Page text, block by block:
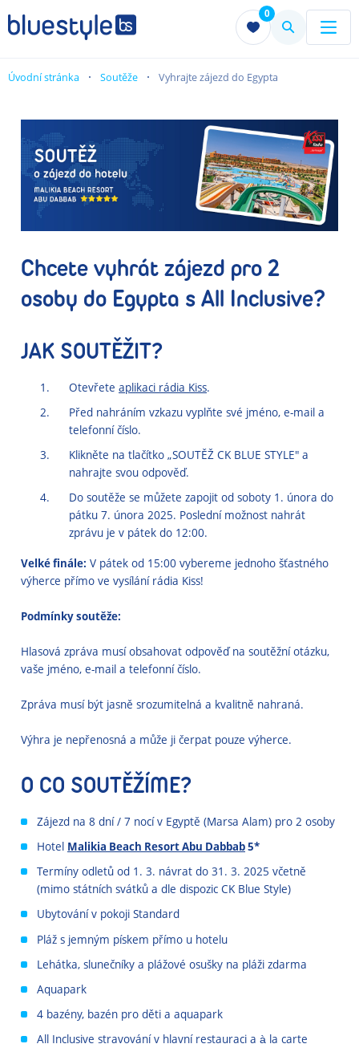
0
Menu Menu
Úvodní stránka Soutěže Vyhrajte zájezd do Egypta
Chcete vyhrát zájezd pro 2
osoby do Egypta s All Inclusive?
JAK SOUTĚŽIT?
Otevřete aplikaci rádia Kiss.
Před nahráním vzkazu vyplňte své jméno, e-mail a
telefonní číslo.
Klikněte na tlačítko „SOUTĚŽ CK BLUE STYLE" a
nahrajte svou odpověď.
Do soutěže se můžete zapojit od soboty 1. února do
pátku 7. února 2025. Poslední možnost nahrát
zprávu je v pátek do 12:00.
Velké finále: V pátek od 15:00 vybereme jednoho šťastného
výherce přímo ve vysílání rádia Kiss!
Podmínky soutěže:
Hlasová zpráva musí obsahovat odpověď na soutěžní otázku,
vaše jméno, e-mail a telefonní číslo.
Zpráva musí být jasně srozumitelná a kvalitně nahraná.
Výhra je nepřenosná a může ji čerpat pouze výherce.
O CO SOUTĚŽÍME?
Zájezd na 8 dní / 7 nocí v Egyptě (Marsa Alam) pro 2 osoby
Hotel Malikia Beach Resort Abu Dabbab5*
Termíny odletů od 1. 3. návrat do 31. 3. 2025 včetně
(mimo státních svátků a dle dispozic CK Blue Style)
Ubytování v pokoji Standard
Pláž s jemným pískem přímo u hotelu
Lehátka, slunečníky a plážové osušky na pláži zdarma
Aquapark
4 bazény, bazén pro děti a aquapark
All Inclusive stravování v hlavní restauraci a à la carte